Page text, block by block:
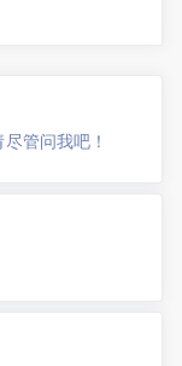
管问我吧！